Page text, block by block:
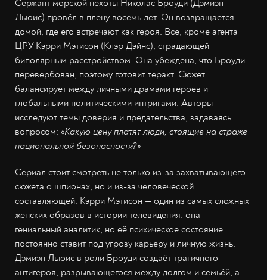
Сержант морской пехоты Николас Броуди (Дэмиэн
Льюис) провёл в плену восемь лет. Он возвращается
домой, где его встречают как героя. Все, кроме агента
ЦРУ Кэрри Мэтисон (Клэр Дэйнс), страдающей
биполярным расстройством. Она убеждена, что Броуди
перевербован, поэтому готовит теракт. Сюжет
балансирует между личными драмами героев и
глобальными политическими интригами. Авторы
исследуют темы доверия и предательства, задаваясь
вопросом: «Какую цену платят люди, стоящие на страже
национальной безопасности?»
Сериал стоит смотреть не только из-за захватывающего
сюжета о шпионах, но и из-за человеческой
составляющей. Кэрри Мэтисон — один из самых сложных
женских образов в истории телевидения: она —
гениальный аналитик, но её психическое состояние
постоянно ставит под угрозу карьеру и личную жизнь.
Дэмиэн Льюис в роли Броуди создаёт трагичного
антигероя, разрывающегося между долгом и семьёй, а